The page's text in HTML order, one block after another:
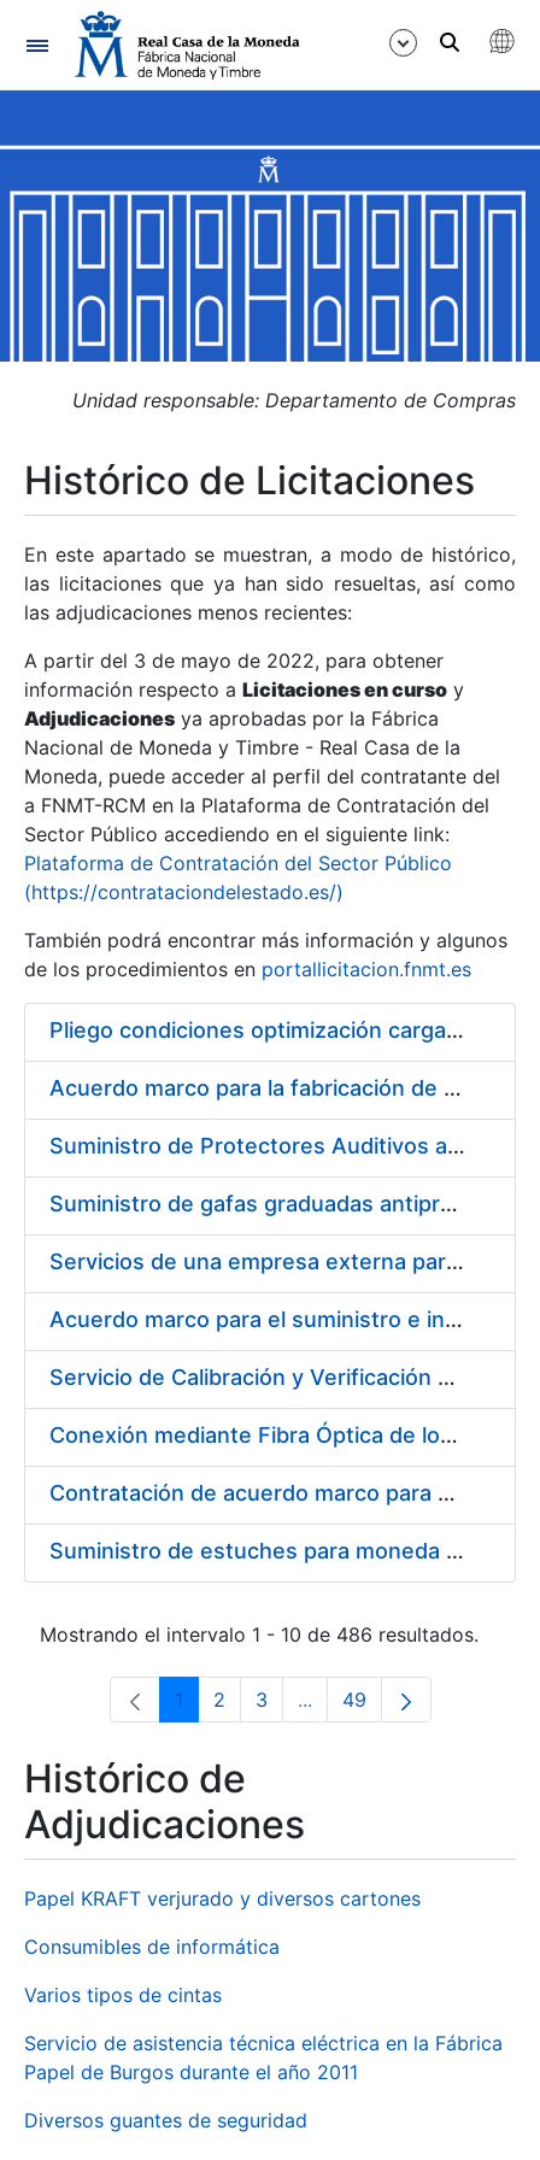
Navegación
Mostrar/Ocultar
Mostrar/Ocultar
Mostrar/Ocultar
Mostrar/Ocultar
Mostrar/Ocultar
Mostrar/Ocultar
Unidad responsable: Departamento de Compras
Histórico de Licitaciones
En este apartado se muestran, a modo de histórico,
las licitaciones que ya han sido resueltas, así como
las adjudicaciones menos recientes:
A partir del 3 de mayo de 2022, para obtener
información respecto a Licitaciones en curso y
Adjudicaciones ya aprobadas por la Fábrica
Nacional de Moneda y Timbre - Real Casa de la
Moneda, puede acceder al perfil del contratante del
a FNMT-RCM en la Plataforma de Contratación del
Sector Público accediendo en el siguiente link:
Plataforma de Contratación del Sector Público
(https://contrataciondelestado.es/)
También podrá encontrar más información y algunos
de los procedimientos en portallicitacion.fnmt.es
Pliego condiciones optimización cargas compras firmado
Acuerdo marco para la fabricación de piezas
Suministro de Protectores Auditivos a medida para las personas trabajadoras de los Centros de Trabajo de Madrid y Burgos
Suministro de gafas graduadas antiproyecciones para los trabajadores de la FNMT-RCM en los centros de trabajo de Madrid y Burgos
Servicios de una empresa externa para el asesoramiento y resolución de los recursos de alzada que se presentan relacionados con procesos de selección para la FNMT-RCM
Acuerdo marco para el suministro e instalación de persianas, estores y otros complementos
Servicio de Calibración y Verificación Externa de los Equipos de Medición del Servicio de Prevención de la FNMT-RCM
Conexión mediante Fibra Óptica de los Centros de Proceso de Datos (CPDs) de las sedes de la FNMT-RCM de Burgos y Madrid
Contratación de acuerdo marco para el Suministro de Material de Electricidad para la Fábrica Nacional de Moneda y Timbre-Real Casa de la Moneda en su centro de trabajo de Burgos
Suministro de estuches para moneda de 30 €
Mostrando el intervalo 1 - 10 de 486 resultados.
Página
1 Página
2 Página
3 ...Páginas intermedias Use
Página
49
Histórico de
Adjudicaciones
Papel KRAFT verjurado y diversos cartones
Consumibles de informática
Varios tipos de cintas
Servicio de asistencia técnica eléctrica en la Fábrica
Papel de Burgos durante el año 2011
Diversos guantes de seguridad